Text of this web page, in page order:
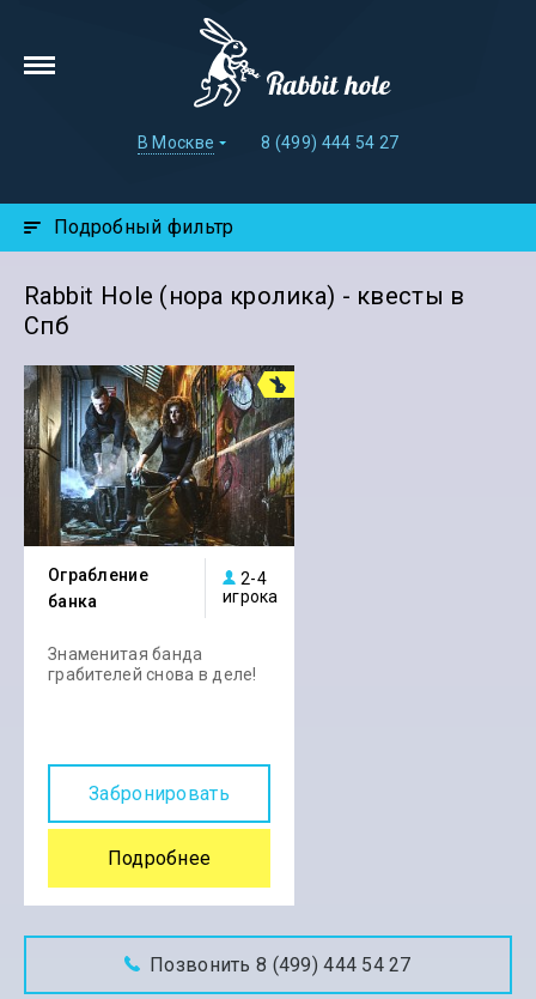
В Москве 8 (499) 444 54 27
Подробный фильтр
Rabbit Hole (нора кролика) - квесты в
Спб
Ограбление
банка
Знаменитая банда
грабителей снова в деле!
2-4
игрока
Забронировать
Подробнее
Позвонить 8 (499) 444 54 27